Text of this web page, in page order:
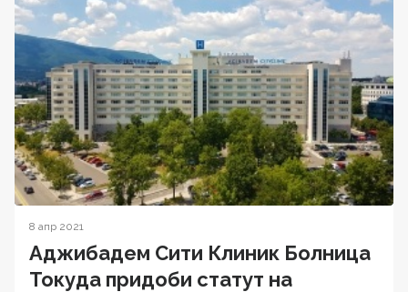
8 апр 2021
Аджибадем Сити Клиник Болница
Токуда придоби статут на